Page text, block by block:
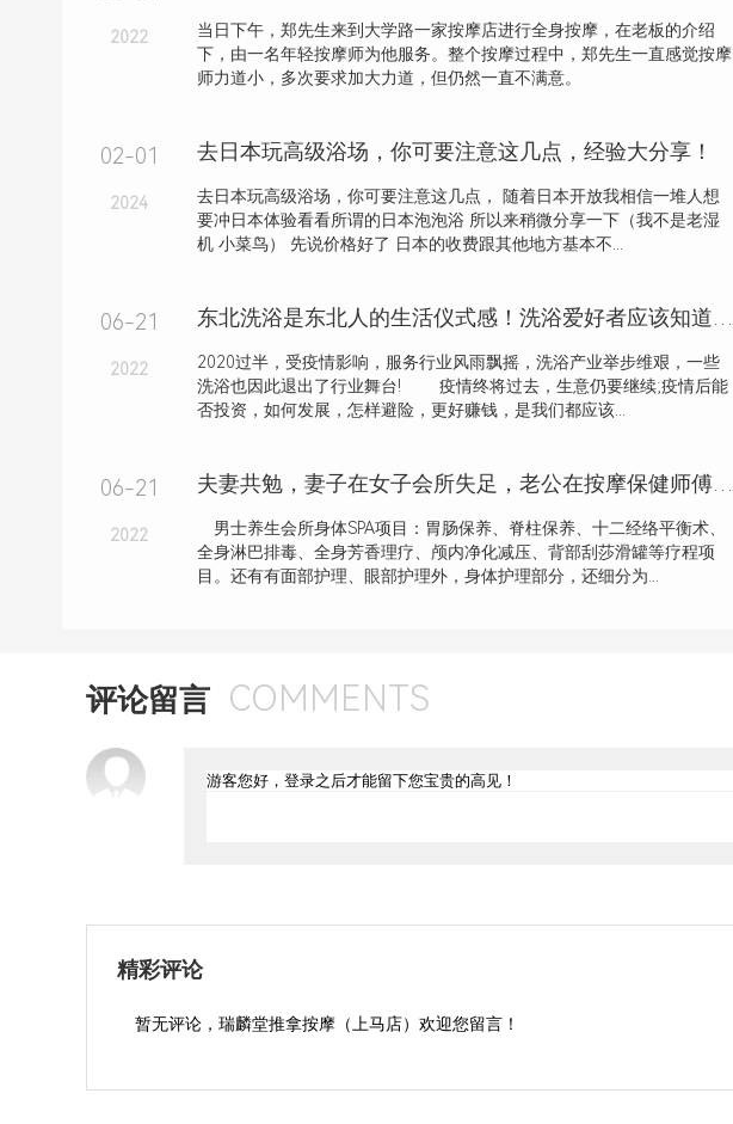
2022
当日下午，郑先生来到大学路一家按摩店进行全身按摩，在老板的介绍
下，由一名年轻按摩师为他服务。整个按摩过程中，郑先生一直感觉按摩
师力道小，多次要求加大力道，但仍然一直不满意。
02-01
2024
去日本玩高级浴场，你可要注意这几点，经验大分享！
去日本玩高级浴场，你可要注意这几点， 随着日本开放我相信一堆人想
要冲日本体验看看所谓的日本泡泡浴 所以来稍微分享一下（我不是老湿
机 小菜鸟） 先说价格好了 日本的收费跟其他地方基本不...
06-21
2022
2020过半，受疫情影响，服务行业风雨飘摇，洗浴产业举步维艰，一些
洗浴也因此退出了行业舞台! 疫情终将过去，生意仍要继续;疫情后能
否投资，如何发展，怎样避险，更好赚钱，是我们都应该...
06-21
2022
男士养生会所身体SPA项目：胃肠保养、脊柱保养、十二经络平衡术、
全身淋巴排毒、全身芳香理疗、颅内净化减压、背部刮莎滑罐等疗程项
目。还有有面部护理、眼部护理外，身体护理部分，还细分为...
评论留言 COMMENTS
精彩评论
暂无评论，瑞麟堂推拿按摩（上马店）欢迎您留言！